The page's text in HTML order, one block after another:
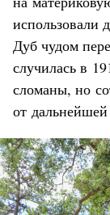
использовали
Дуб чудом
случилась в
сломаны, но
от